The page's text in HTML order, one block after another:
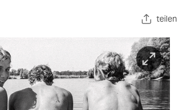
teilen